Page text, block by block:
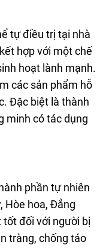
tự điều trị tại nhà
hợp với một chế
hoạt lành mạnh.
các sản phẩm hỗ
Đặc biệt là thành
minh có tác dụng
phần tự nhiên
Hòe hoa, Đẳng
đối với người bị
tràng, chống táo